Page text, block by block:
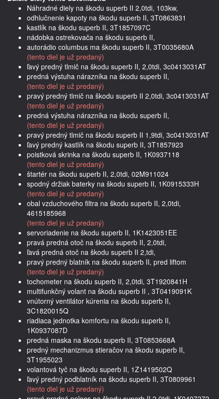
Náhradné diely na škodu superb II 2,0tdi, 103kw,
odhlučnenie kapoty na škodu superb II, 3T0863831
kastlík na škodu superb II, 3T1857097C
nádobka ostrekovača na škodu superb II,
autorádio columbus ma škodu superb II, 3T0035680A
(tento diel je už predaný)
ľavý predný tlmič na škodu superb II, 2,0tdi, 3c0413031AT
predná výstuha nárazníka na škodu superb II,
(tento diel je už predaný)
pravý predný tlmič na škodu superb II 2,0tdi, 3c0413031AT
(tento diel je už predaný)
predná výstuha nárazníka na škodu superb II,
(tento diel je už predaný)
pravý predný tlmič na škodu superb II 1,9tdi, 3c0413031AT
ľavý predný kastlík na škodu superb II, 3T1857923
poistková skrinka na škodu superb II, 1K0937118
(tento diel je už predaný)
štartér na škodu superb II, 2,0tdi, 02M911024
spodný držiak baterky na škodu superb II, 1K0915333H
(tento diel je už predaný)
obal vzduchového filtra na škodu superb II, 2,0tdi,
4615185968
(tento diel je už predaný)
servoriadenie na škodu superb II, 1K1423051EE
pravá predná otoč na škodu superb II, 2,0tdi,
ľavá predná otoč na škodu superb II 2,tdi,
pravý predný blatník na škodu superb II, pred liftom
(tento diel je už predaný)
tochometer na škodu superb II, 2,0tdi, 3T1920841H
multifunkčný volant na škodu superb II , 3T0419091K
vnútorný ventilátor kúrenia na škodu superb II,
3C1820015Q
riadiaca jednotka komfortu na škodu superb II,
1K0937087D
predná maska na škodu superb II, 3T0853668A
predný mechanizmus stieračov na škodu superb II,
3T1955023
volantová tyč na škodu superb II, 1Z1419502Q
ľavý predný podblatník na škodu superb II, 3T0809961
(tento diel je už predaný)